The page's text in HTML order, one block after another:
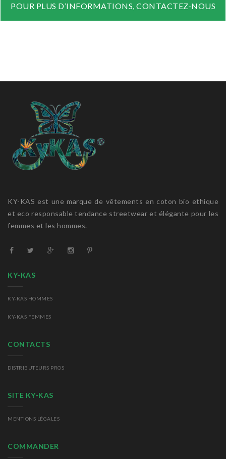
POUR PLUS D’INFORMATIONS, CONTACTEZ-NOUS
KY-KAS est une marque de vêtements en coton bio ethique
et eco responsable tendance streetwear et élégante pour les
femmes et les hommes.
KY-KAS
KY-KAS HOMMES
KY-KAS FEMMES
CONTACTS
DISTRIBUTEURS PROS
SITE KY-KAS
MENTIONS LÉGALES
COMMANDER